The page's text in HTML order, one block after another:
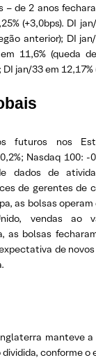
– de 2 anos
(+3,0bps). DI
anterior); DI
11,6% (queda
DI jan/33 em
futuros nos
Nasdaq 100: -
dados de
de gerentes de
as bolsas
vendas ao
as bolsas
de
manteve
conforme o